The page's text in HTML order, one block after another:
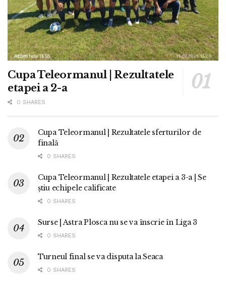
Cupa Teleormanul | Rezultatele
etapei a 2-a
0 SHARES
Cupa Teleormanul | Rezultatele sferturilor de
finală
0 SHARES
Cupa Teleormanul | Rezultatele etapei a 3-a | Se
știu echipele calificate
0 SHARES
Surse | Astra Plosca nu se va înscrie în Liga 3
0 SHARES
Turneul final se va disputa la Seaca
0 SHARES